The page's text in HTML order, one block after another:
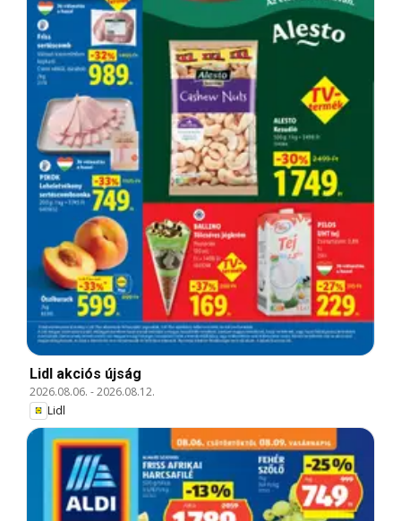
Lidl akciós újság
2026.08.06. -2026.08.12.
Lidl